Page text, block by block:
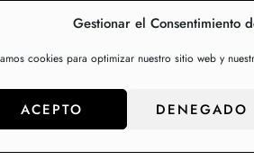
Gestionar el Consentimiento
cookies para optimizar nuestro sitio web y
ACEPTO DENEGADO
de hule por metro son una
nuestros manteles de vinilo de
cenas con bebés, niños o
también son adecuados
los abuelos. También ofrecemos